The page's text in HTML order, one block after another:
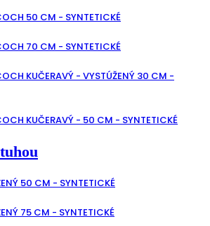
50 CM - SYNTETICKÉ
70 CM - SYNTETICKÉ
KUČERAVÝ - VYSTÚŽENÝ 30 CM -
KUČERAVÝ - 50 CM - SYNTETICKÉ
50 CM - SYNTETICKÉ
75 CM - SYNTETICKÉ